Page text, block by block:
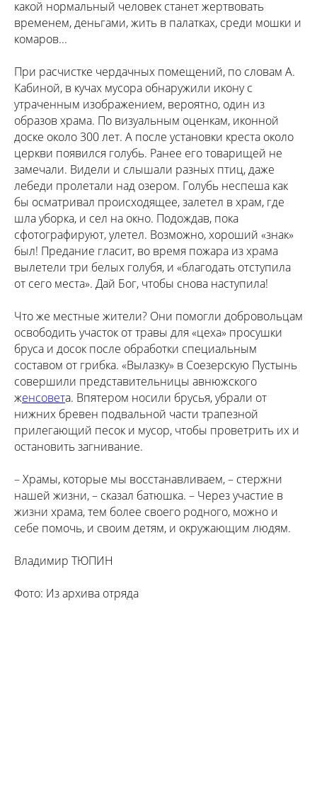
какой нормальный человек станет жертвовать
временем, деньгами, жить в палатках, среди мошки и
комаров...
При расчистке чердачных помещений, по словам А.
Кабиной, в кучах мусора обнаружили икону с
утраченным изображением, вероятно, один из
образов храма. По визуальным оценкам, иконной
доске около 300 лет. А после установки креста около
церкви появился голубь. Ранее его товарищей не
замечали. Видели и слышали разных птиц, даже
лебеди пролетали над озером. Голубь неспеша как
бы осматривал происходящее, залетел в храм, где
шла уборка, и сел на окно. Подождав, пока
сфотографируют, улетел. Возможно, хороший «знак»
был! Предание гласит, во время пожара из храма
вылетели три белых голубя, и «благодать отступила
от сего места». Дай Бог, чтобы снова наступила!
Что же местные жители? Они помогли добровольцам
освободить участок от травы для «цеха» просушки
бруса и досок после обработки специальным
составом от грибка. «Вылазку» в Соезерскую Пустынь
совершили представительницы авнюжского
женсовета. Впятером носили брусья, убрали от
нижних бревен подвальной части трапезной
прилегающий песок и мусор, чтобы проветрить их и
остановить загнивание.
– Храмы, которые мы восстанавливаем, – стержни
нашей жизни, – сказал батюшка. – Через участие в
жизни храма, тем более своего родного, можно и
себе помочь, и своим детям, и окружающим людям.
Владимир ТЮПИН
Фото: Из архива отряда